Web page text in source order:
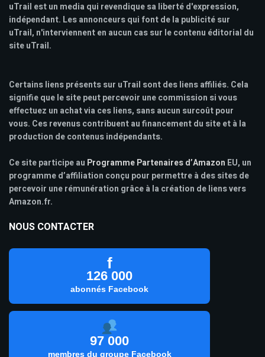
uTrail est un media qui revendique sa liberté d'expression,
indépendant. Les annonceurs qui font de la publicité sur
uTrail, n'interviennent en aucun cas sur le contenu éditorial du
site uTrail.
Certains liens présents sur uTrail sont des liens affiliés. Cela
signifie que le site peut percevoir une commission si vous
effectuez un achat via ces liens, sans aucun surcoût pour
vous. Ces revenus contribuent au financement du site et à la
production de contenus indépendants.
Ce site participe au Programme Partenaires d’Amazon EU, un
programme d’affiliation conçu pour permettre à des sites de
percevoir une rémunération grâce à la création de liens vers
Amazon.fr.
NOUS CONTACTER
f
126 000
abonnés Facebook
97 000
membres du groupe Facebook